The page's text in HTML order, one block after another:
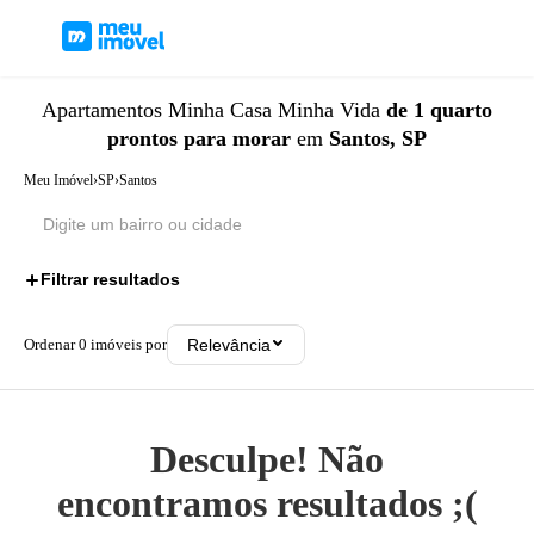
Apartamentos Minha Casa Minha Vida de 1 quarto
prontos para morar em Santos, SP
Meu Imóvel›SP›Santos
Filtrar resultados
Ordenar0 imóveis por Relevância
Desculpe! Não
encontramos resultados ;(